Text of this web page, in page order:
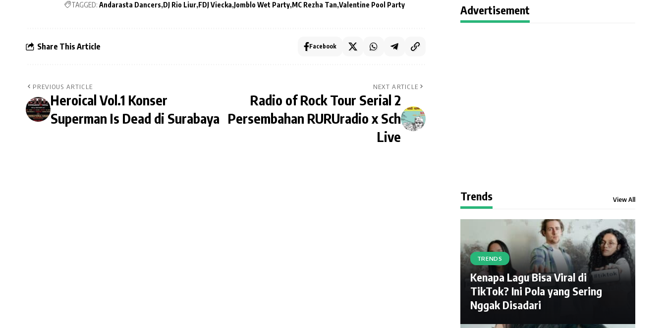
TAGGED: Andarasta Dancers DJ Rio Liur FDJ Viecka Jomblo Wet Party MC Rezha Tan Valentine Pool Party
Share This Article Facebook
PREVIOUS ARTICLE
Heroical Vol.1 Konser
Superman Is Dead di Surabaya
NEXT ARTICLE
Radio of Rock Tour Serial 2
Persembahan RURUradio x Sch
Live
Advertisement
Trends View All
TRENDS
Kenapa Lagu Bisa Viral di
TikTok? Ini Pola yang Sering
Nggak Disadari